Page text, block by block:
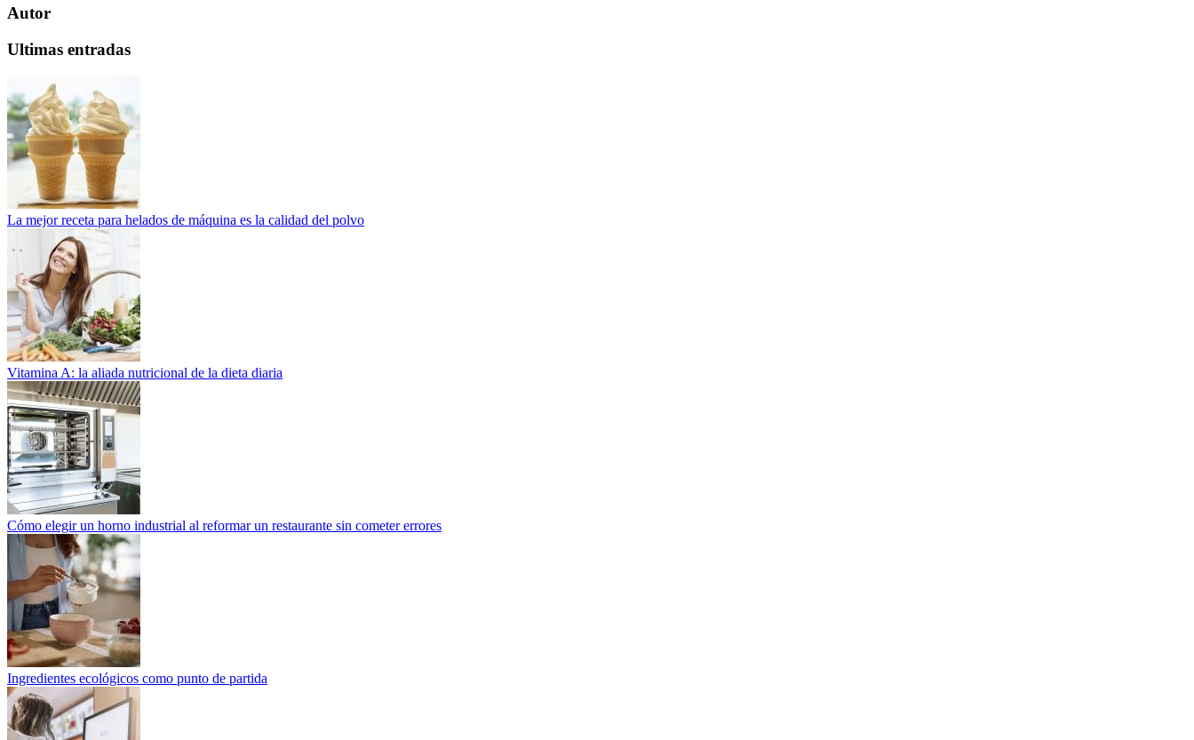
Autor
Ultimas entradas
La mejor receta para helados de máquina es la calidad del polvo
Vitamina A: la aliada nutricional de la dieta diaria
Cómo elegir un horno industrial al reformar un restaurante sin cometer errores
Ingredientes ecológicos como punto de partida